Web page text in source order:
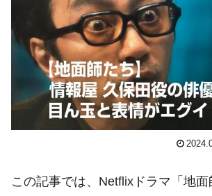
この記事では、Netflixドラマ「地